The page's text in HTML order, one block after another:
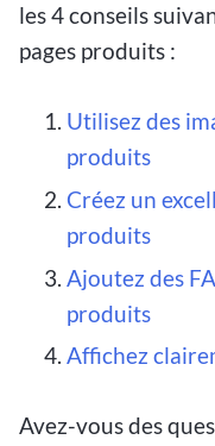
les 4 conseils
pages produits :
Utilisez des
produits
Créez un
produits
Ajoutez des
produits
Affichez
Avez-vous des